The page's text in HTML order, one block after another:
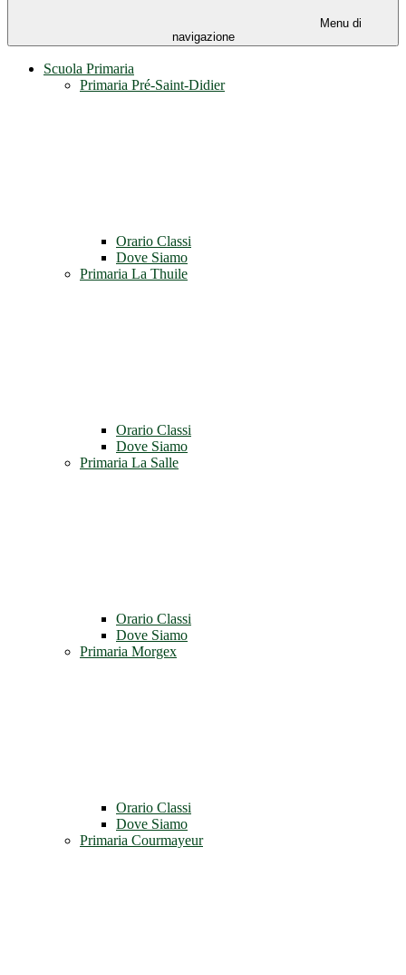
Menu di
navigazione
Scuola Primaria
Primaria Pré-Saint-Didier
Orario Classi
Dove Siamo
Primaria La Thuile
Orario Classi
Dove Siamo
Primaria La Salle
Orario Classi
Dove Siamo
Primaria Morgex
Orario Classi
Dove Siamo
Primaria Courmayeur